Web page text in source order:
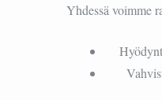
Yhdessä voimme